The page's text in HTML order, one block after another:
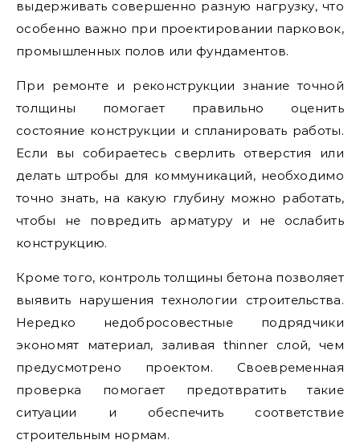
выдерживать совершенно разную нагрузку, что
особенно важно при проектировании парковок,
промышленных полов или фундаментов.
При ремонте и реконструкции знание точной
толщины помогает правильно оценить
состояние конструкции и спланировать работы.
Если вы собираетесь сверлить отверстия или
делать штробы для коммуникаций, необходимо
точно знать, на какую глубину можно работать,
чтобы не повредить арматуру и не ослабить
конструкцию.
Кроме того, контроль толщины бетона позволяет
выявить нарушения технологии строительства.
Нередко недобросовестные подрядчики
экономят материал, заливая thinner слой, чем
предусмотрено проектом. Своевременная
проверка помогает предотвратить такие
ситуации и обеспечить соответствие
строительным нормам.